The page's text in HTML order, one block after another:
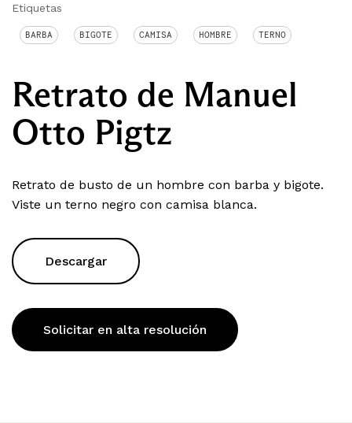
Etiquetas
BARBA BIGOTE CAMISA HOMBRE TERNO
Retrato de Manuel
Otto Pigtz
Retrato de busto de un hombre con barba y bigote.
Viste un terno negro con camisa blanca.
Descargar
Solicitar en alta resolución